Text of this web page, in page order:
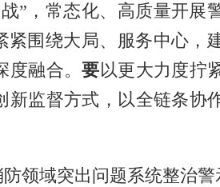
”，常态化、高质量开展
紧围绕大局、服务中心，
度融合。要以更大力度拧
监督方式，以全链条协
领域突出问题系统整治警